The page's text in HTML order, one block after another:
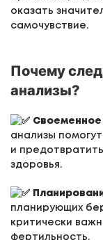
оказать
самочувствие.
Почему
анализы?
Своеменное
анализы
и
здоровья.
планирующих
критически
фертильность.